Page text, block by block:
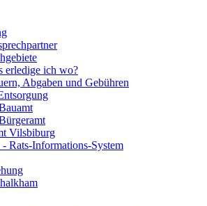
erledige ich wo?
Abgaben und Gebühren
Vilsbiburg
- Rats-Informations-System